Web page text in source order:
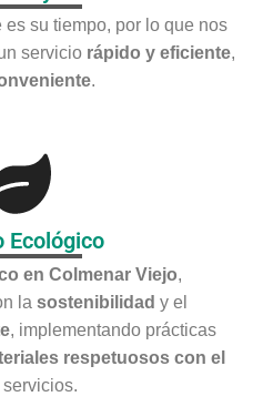
su tiempo, por lo que nos
servicio rápido y eficiente,
.
Ecológico
en Colmenar Viejo,
la sostenibilidad y el
, implementando prácticas
respetuosos con el